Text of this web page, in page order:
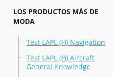
LOS PRODUCTOS MÁS DE
MODA
Test LAPL (H) Navigation
Test LAPL (H) Aircraft
General Knowledge